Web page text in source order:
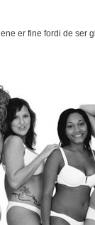
er fine fordi de ser